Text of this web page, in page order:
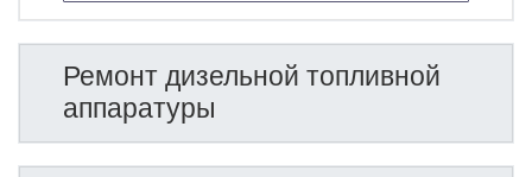
Ремонт дизельной топливной
аппаратуры